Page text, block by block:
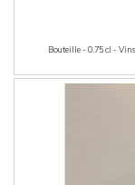
Bouteille - 0.75 cl -